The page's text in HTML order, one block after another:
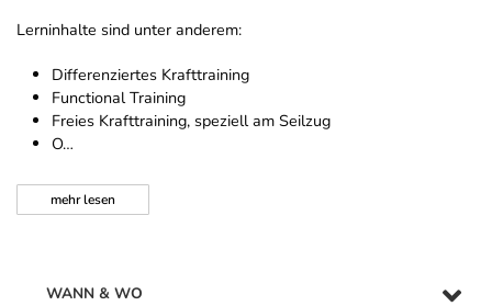
Lerninhalte sind unter anderem:
Differenziertes Krafttraining
Functional Training
Freies Krafttraining, speziell am Seilzug
O…
mehrlesen
WANN & WO